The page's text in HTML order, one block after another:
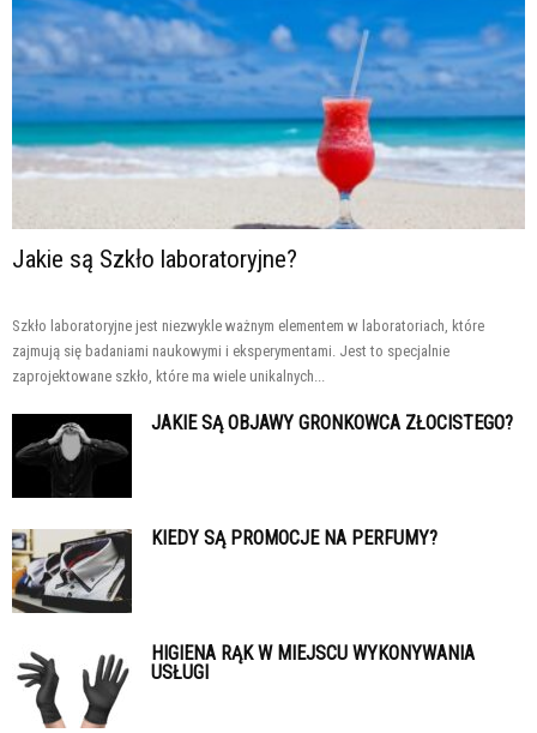
Jakie są Szkło laboratoryjne?
Szkło laboratoryjne jest niezwykle ważnym elementem w laboratoriach, które
zajmują się badaniami naukowymi i eksperymentami. Jest to specjalnie
zaprojektowane szkło, które ma wiele unikalnych...
JAKIE SĄ OBJAWY GRONKOWCA ZŁOCISTEGO?
KIEDY SĄ PROMOCJE NA PERFUMY?
HIGIENA RĄK W MIEJSCU WYKONYWANIA
USŁUGI